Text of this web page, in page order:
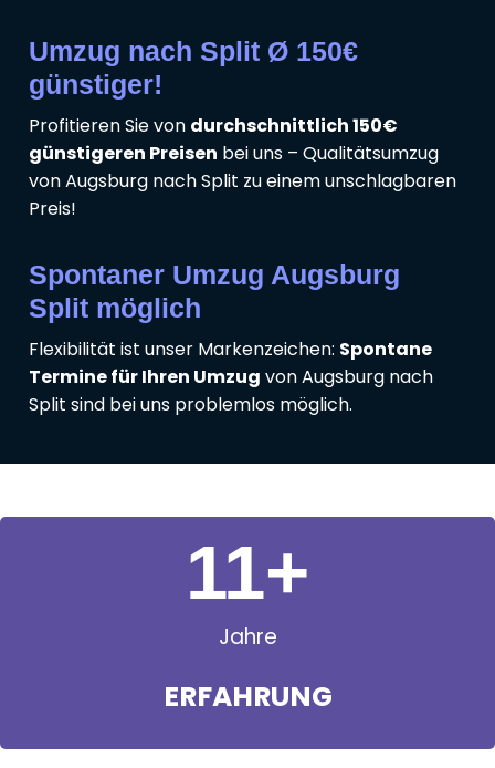
Umzug nach Split Ø 150€
günstiger!
Profitieren Sie von durchschnittlich 150€
günstigeren Preisen bei uns – Qualitätsumzug
von Augsburg nach Split zu einem unschlagbaren
Preis!
Spontaner Umzug Augsburg
Split möglich
Flexibilität ist unser Markenzeichen: Spontane
Termine für Ihren Umzug von Augsburg nach
Split sind bei uns problemlos möglich.
Jahre
ERFAHRUNG
11+